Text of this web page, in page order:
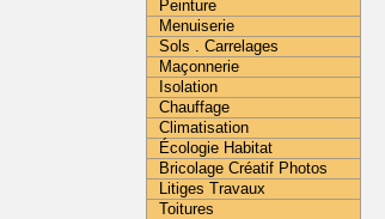
Peinture
Menuiserie
Sols . Carrelages
Maçonnerie
Isolation
Chauffage
Climatisation
Écologie Habitat
Bricolage Créatif Photos
Litiges Travaux
Toitures